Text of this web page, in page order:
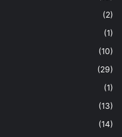
(2)
(1)
(10)
(29)
(1)
(13)
(14)